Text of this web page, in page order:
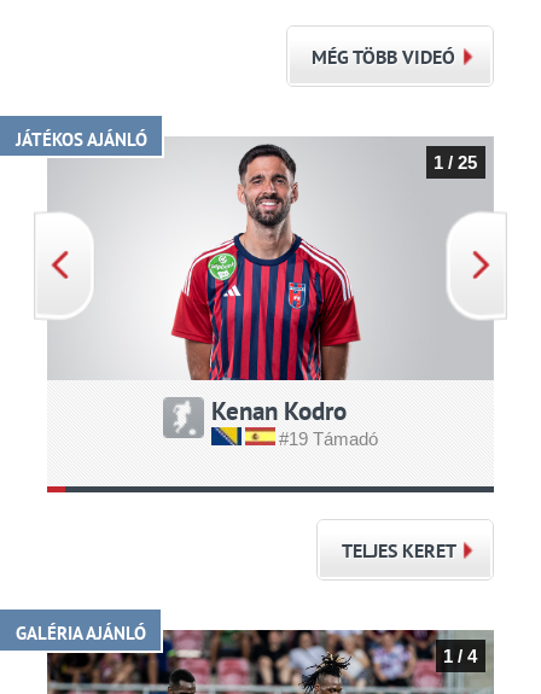
MÉG TÖBB VIDEÓ
JÁTÉKOS AJÁNLÓ
Kenan Kodro
#19 Támadó
1 / 25
TELJES KERET
GALÉRIA AJÁNLÓ
1 / 4